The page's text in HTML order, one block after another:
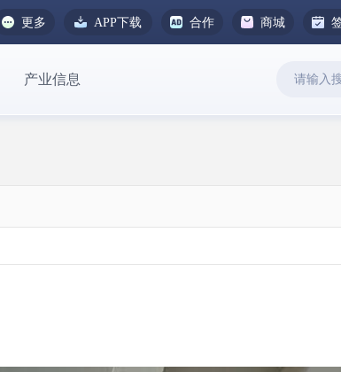
更多 APP下载 合作 商城
产业信息